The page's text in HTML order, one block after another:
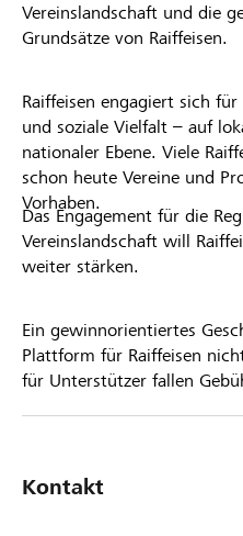
Vereinslandschaft und die
Grundsätze von Raiffeisen.
Raiffeisen engagiert sich
und soziale Vielfalt – auf
nationaler Ebene. Viele
schon heute Vereine und
Vorhaben.
Das Engagement für die
Vereinslandschaft will
weiter stärken.
Ein gewinnorientiertes
Plattform für Raiffeisen
für Unterstützer fallen
Kontakt